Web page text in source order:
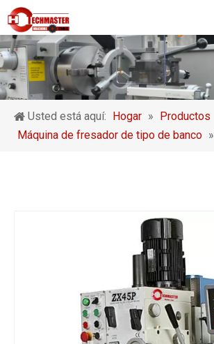
Usted está aquí: Hogar » Productos
Máquina de fresador de tipo de banco »